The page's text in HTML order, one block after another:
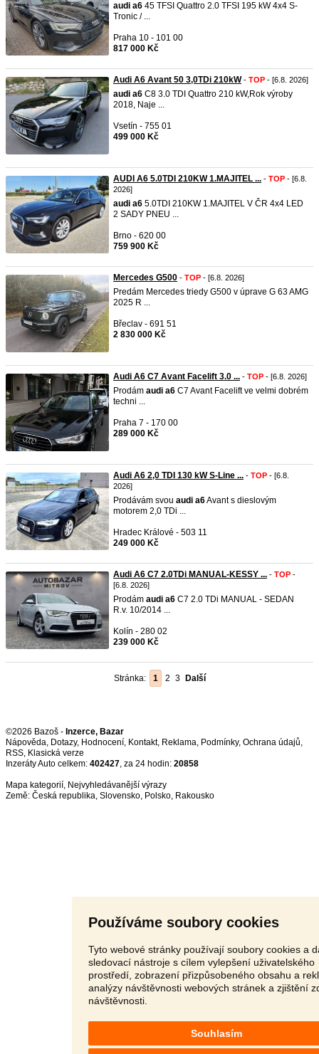
Používáme soubory cookies
Tyto webové stránky používají soubory cookies a
sledovací nástroje s cílem vylepšení uživatelského
prostředí, zobrazení přizpůsobeného obsahu a
analýzy návštěvnosti webových stránek a zjištění
návštěvnosti.
Souhlasím
audi a6 45 TFSI Quattro 2.0 TFSI 195 kW 4x4 S-
Tronic / ...
Praha 10 - 101 00
817 000 Kč
Audi A6 Avant 50 3,0TDi 210kW- TOP - [6.8. 2026]
audi a6 C8 3.0 TDI Quattro 210 kW,Rok výroby
2018, Naje ...
Vsetín - 755 01
499 000 Kč
AUDI A6 5.0TDI 210KW 1.MAJITEL ... - TOP - [6.8.
2026]
audi a6 5.0TDI 210KW 1.MAJITEL V ČR 4x4 LED
2 SADY PNEU ...
Brno - 620 00
759 900 Kč
Mercedes G500 - TOP - [6.8. 2026]
Predám Mercedes triedy G500 v úprave G 63 AMG
2025 R ...
Břeclav - 691 51
2 830 000 Kč
Audi A6 C7 Avant Facelift 3.0 ... - TOP - [6.8. 2026]
Prodám audi a6 C7 Avant Facelift ve velmi dobrém
techni ...
Praha 7 - 170 00
289 000 Kč
Audi A6 2,0 TDI 130 kW S-Line ... - TOP - [6.8.
2026]
Prodávám svou audi a6Avant s dieslovým
motorem 2,0 TDi ...
Hradec Králové - 503 11
249 000 Kč
Audi A6 C7 2.0TDi MANUAL-KESSY ... - TOP -
[6.8. 2026]
Prodám audi a6 C7 2.0 TDi MANUAL - SEDAN
R.v. 10/2014 ...
Kolín - 280 02
239 000 Kč
Stránka: 1 2 3 Další
©2026 Bazoš - Inzerce, Bazar
Nápověda, Dotazy, Hodnocení, Kontakt, Reklama, Podmínky, Ochrana údajů,
RSS,
Inzeráty Auto celkem: 402427, za 24 hodin: 20858
Mapa kategorií, Nejvyhledávanější výrazy
Země: Česká republika, Slovensko, Polsko, Rakousko